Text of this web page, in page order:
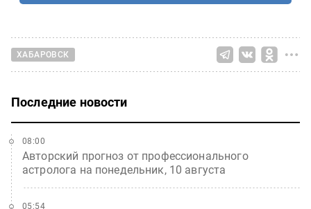
ХАБАРОВСК
Последние новости
Авторский прогноз от профессионального
астролога на понедельник, 10 августа
08:00
05:54